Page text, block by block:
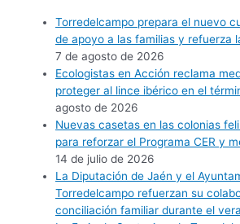
Torredelcampo prepara el nuevo
de apoyo a las familias y refuerza
7 de agosto de 2026
Ecologistas en Acción reclama
proteger al lince ibérico en el
agosto de 2026
Nuevas casetas en las colonias
para reforzar el Programa CER y
14 de julio de 2026
La Diputación de Jaén y el
Torredelcampo refuerzan su
conciliación familiar durante el